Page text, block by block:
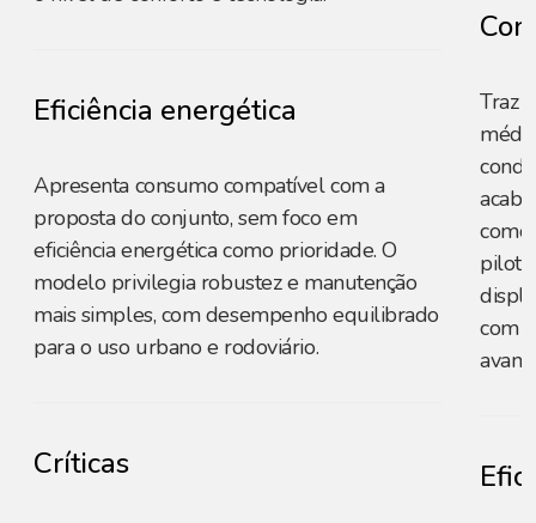
Eficiência energética
Apresenta consumo compatível com a
proposta do conjunto, sem foco em
eficiência energética como prioridade. O
modelo privilegia robustez e manutenção
mais simples, com desempenho equilibrado
para o uso urbano e rodoviário.
Críticas
Traz
como
com